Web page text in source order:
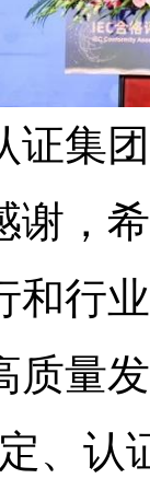
集团
谢，
和行
质量
、认